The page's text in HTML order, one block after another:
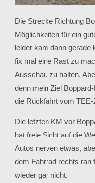
Die Strecke Richtung
Möglichkeiten für ein
leider kam dann gerade
fix mal eine Rast zu
Ausschau zu halten.
denn mein Ziel
die Rückfahrt vom
Die letzten KM vor
hat freie Sicht auf die
Autos nerven etwas,
dem Fahrrad rechts ran
wieder gar nicht.